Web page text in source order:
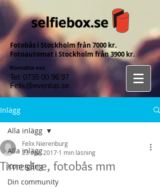
Fotobås i Stockholm från 7000 kr.
Fotoautomat i Stockholm från 3900 kr.
Kontakta oss
Tel: 0735 00 96 97
Felix@eventup.se
Inlägg
Alla inlägg
Kom igång
Din community
Alla inlägg
Timeslice, fotobås mm
Felix Nierenburg
23 apr. 2017 1 min läsning